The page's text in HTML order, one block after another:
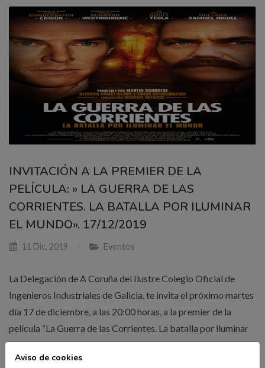
INVITACIÓN A LA PREMIER DE LA
PELÍCULA: » LA GUERRA DE LAS
CORRIENTES. LA BATALLA POR ILUMINAR
EL MUNDO». 17/12/2019
11 Dic, 2019 Eventos
La Delegación de A Coruña del Ilustre Colegio Oficial de
Ingenieros Industriales de Galicia, te invita el próximo martes
día 17 de diciembre, a las 20:00 horas, a la premier de la
película “La Guerra de las Corrientes. La batalla por iluminar
el mundo”, producida por Martín Scorsese. Disponemos de 53
invitaciones dobles que se […]
Aviso de cookies